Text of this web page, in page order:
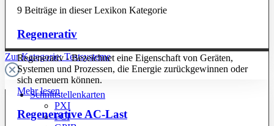
Zur Kategorie: Testsysteme
Schnittstellenkarten
PXI
PCI
9 Beiträge in dieser Lexikon Kategorie
Regenerativ
Regenerativ - Bezeichnet eine Eigenschaft von Geräten,
Systemen und Prozessen, die Energie zurückgewinnen oder
sich erneuern können.
Mehr lesen
Regenerative AC-Last